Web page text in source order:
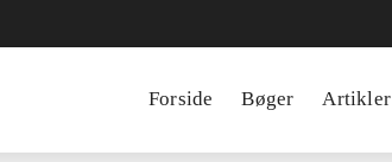
Forside Bøger Artikler